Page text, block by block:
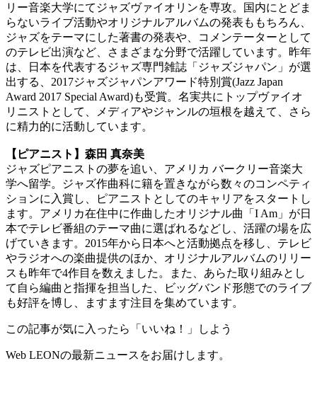
リー音楽大学にてジャズヴァイオリンを専攻。国内にとどま
らないライブ活動やオリジナルアルバムの発表ももちろん、
ジャズをテーマにした著書の発表や、コメンテーターとして
のテレビ出演など、さまざまな分野で活躍しています。昨年
は、日本を代表するジャズ専門雑誌「ジャズジャパン」が選
出する、2017ジャズジャパンアワード特別賞(Jazz Japan
Award 2017 Special Award)も受賞。名実共にトップヴァイオ
リニストとして、メディアやジャンルの垣根を越えて、さら
に精力的に活動しています。
【ピアニスト】森田 真奈美
ジャズピアニストの夢を追い、アメリカ バークリー音楽大
学へ留学。ジャズ作曲科に籍を置きながら数々のコンペティ
ションに入賞し、ピアニストとしてのキャリアをスタートし
ます。アメリカ在住中に作曲したオリジナル曲「I Am」が日
本でテレビ番組のテーマ曲に選ばれるなどし、活躍の場を広
げていきます。2015年から日本へと活動拠点を移し、テレビ
やラジオへの楽曲提供のほか、オリジナルアルバムのリリー
スも昨年で4作目を数えました。また、あらた取り組みとし
て自ら編曲と指揮を担当した、ビッグバンド形態でのライブ
も好評を博し、ますます注目を集めています。
この記事が気に入ったら「いいね！」しよう
Web LEONの最新ニュースをお届けします。